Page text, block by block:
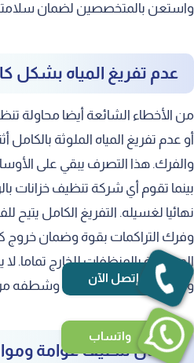
واستعن بالمتخصصين لضمان
عدم تفريغ المياه بشكل
من الأخطاء الشائعة أيضا محاولة
أو عدم تفريغ المياه الملوثة بالكامل
والفرك. هذا التصرف يبقي على
بينما تقوم أي شركة تنظيف خزانات
نهائيا لغسيله. التفريغ الكامل يتيح
وفرك التراكمات بقوة وضمان خروج
الممزوجة بالمنظفات للخارج تماما.
وعميقة دون إفراغ الخزان وشطفه
إهمال تنظيف عوامة
إتصل الآن
واتساب